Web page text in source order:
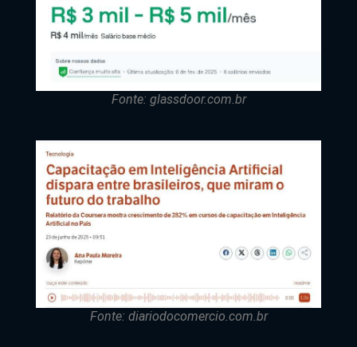
Fonte: glassdoor.com.br
Fonte: diariodocomercio.com.br